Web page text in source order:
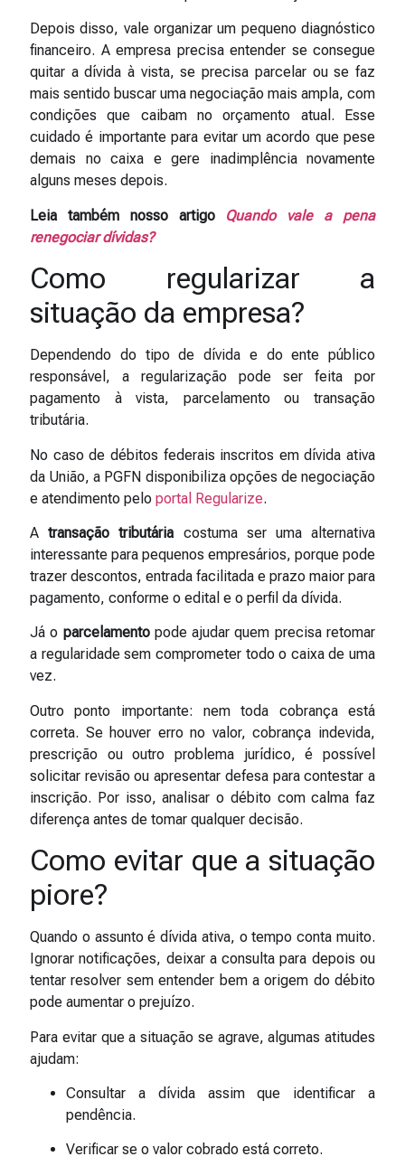
Depois disso, vale organizar um pequeno diagnóstico
financeiro. A empresa precisa entender se consegue
quitar a dívida à vista, se precisa parcelar ou se faz
mais sentido buscar uma negociação mais ampla, com
condições que caibam no orçamento atual. Esse
cuidado é importante para evitar um acordo que pese
demais no caixa e gere inadimplência novamente
alguns meses depois.
Leia também nosso artigo
Quando vale a pena
renegociar dívidas?
Como regularizar a
situação da empresa?
Dependendo do tipo de dívida e do ente público
responsável, a regularização pode ser feita por
pagamento à vista, parcelamento ou transação
tributária.
No caso de débitos federais inscritos em dívida ativa
da União, a PGFN disponibiliza opções de negociação
e atendimento pelo portal Regularize.
Atransação tributária costuma ser uma alternativa
interessante para pequenos empresários, porque pode
trazer descontos, entrada facilitada e prazo maior para
pagamento, conforme o edital e o perfil da dívida.
Já o parcelamentopode ajudar quem precisa retomar
a regularidade sem comprometer todo o caixa de uma
vez.
Outro ponto importante: nem toda cobrança está
correta. Se houver erro no valor, cobrança indevida,
prescrição ou outro problema jurídico, é possível
solicitar revisão ou apresentar defesa para contestar a
inscrição. Por isso, analisar o débito com calma faz
diferença antes de tomar qualquer decisão.
Como evitar que a situação
piore?
Quando o assunto é dívida ativa, o tempo conta muito.
Ignorar notificações, deixar a consulta para depois ou
tentar resolver sem entender bem a origem do débito
pode aumentar o prejuízo.
Para evitar que a situação se agrave, algumas atitudes
ajudam:
Consultar a dívida assim que identificar a
pendência.
Verificar se o valor cobrado está correto.